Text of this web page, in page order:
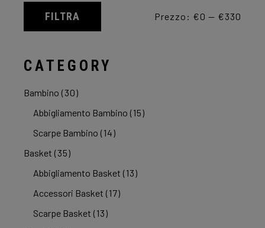
Prezzo
Min
Prezzo
Max
FILTRA Prezzo: €0 — €330
CATEGORY
Bambino (30)
Abbigliamento Bambino (15)
Scarpe Bambino (14)
Basket (35)
Abbigliamento Basket (13)
Accessori Basket (17)
Scarpe Basket (13)